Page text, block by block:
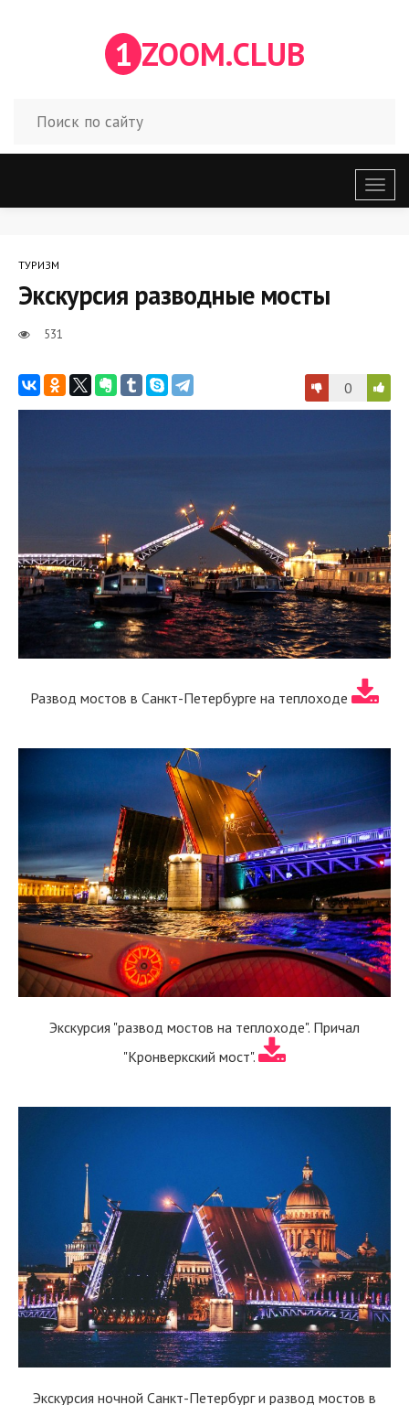
1 ZOOM.CLUB
меню
ТУРИЗМ
Экскурсия разводные мосты
531
0
Развод мостов в Санкт-Петербурге на теплоходе
Экскурсия "развод мостов на теплоходе". Причал
"Кронверкский мост".
Экскурсия ночной Санкт-Петербург и развод мостов в